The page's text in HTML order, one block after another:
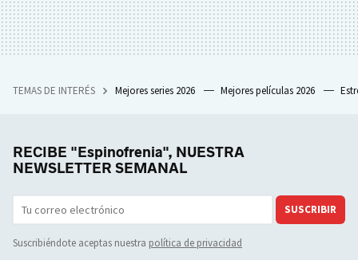
TEMAS DE INTERÉS Mejores series 2026 Mejores películas 2026
RECIBE "Espinofrenia", NUESTRA
NEWSLETTER SEMANAL
SUSCRIBIR
Suscribiéndote aceptas nuestra política de privacidad